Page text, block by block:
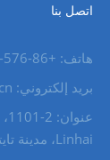
اتصل بنا
هاتف: +86-576-85935251
بريد إلكتروني: Eternity@ruihexuan.com.cn
Linhai، مدينة تايتشو، مقاطعة تشجيانغ، الصين